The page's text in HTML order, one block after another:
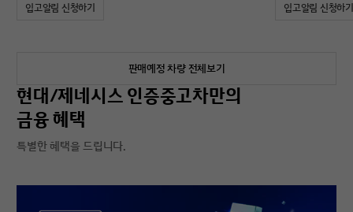
입고알림 신청하기 입고알림 신청하기
판매예정 차량 전체보기
현대/제네시스 인증중고차만의
금융 혜택
특별한 혜택을 드립니다.